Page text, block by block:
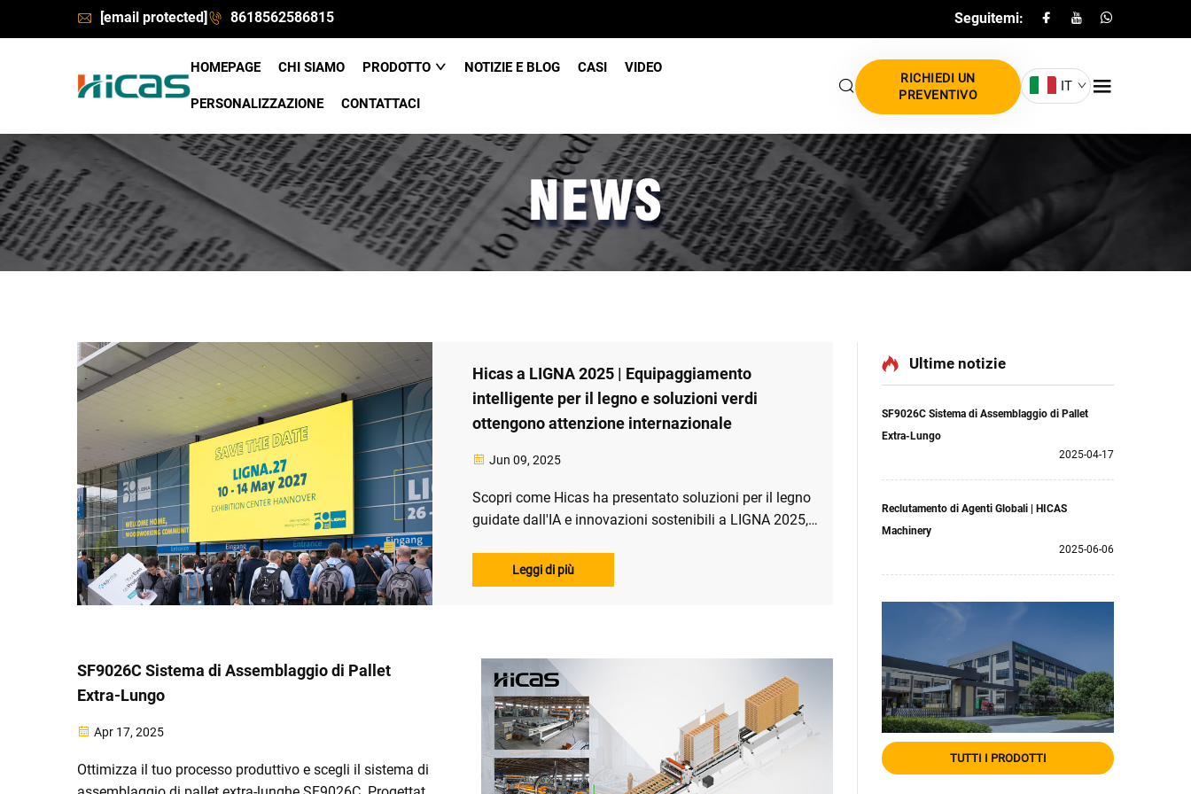
[email protected] 8618562586815 Seguitemi:
HOMEPAGE CHI SIAMO PRODOTTO NOTIZIE E BLOG CASI VIDEO
PERSONALIZZAZIONE CONTATTACI
RICHIEDI UN
PREVENTIVO
IT
Hicas a LIGNA 2025 | Equipaggiamento
intelligente per il legno e soluzioni verdi
ottengono attenzione internazionale
Jun 09, 2025
Scopri come Hicas ha presentato soluzioni per il legno
guidate dall'IA e innovazioni sostenibili a LIGNA 2025,
l'attrezzatura ecologica che sta plasmando il futuro
della lavorazione del legno.
Leggi di più
SF9026C Sistema di Assemblaggio di Pallet
Extra-Lungo
Apr 17, 2025
Ottimizza il tuo processo produttivo e scegli il sistema di
Ultime notizie
SF9026C Sistema di Assemblaggio di Pallet
Extra-Lungo
2025-04-17
Reclutamento di Agenti Globali | HICAS
Machinery
2025-06-06
TUTTI I PRODOTTI